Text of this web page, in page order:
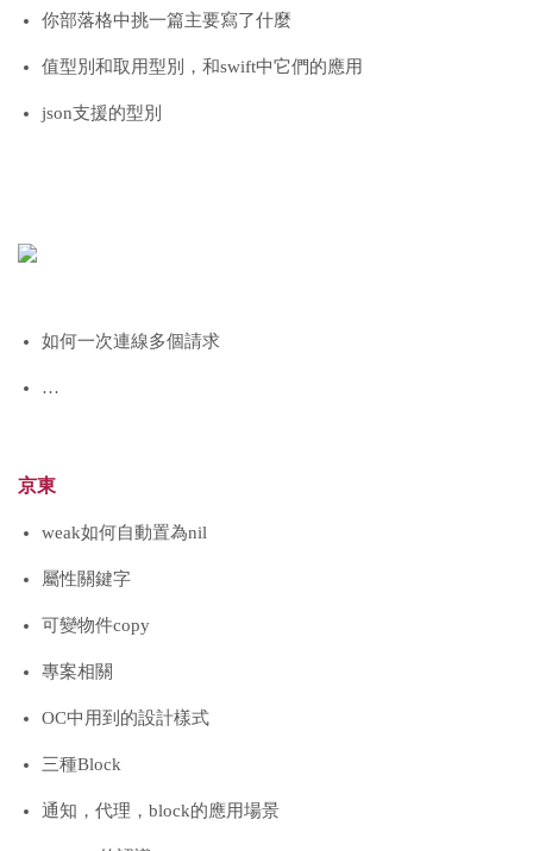
你部落格中挑一篇主要寫了什麼
值型別和取用型別，和swift中它們的應用
json支援的型別
如何一次連線多個請求
…
京東
weak如何自動置為nil
屬性關鍵字
可變物件copy
專案相關
OC中用到的設計樣式
三種Block
通知，代理，block的應用場景